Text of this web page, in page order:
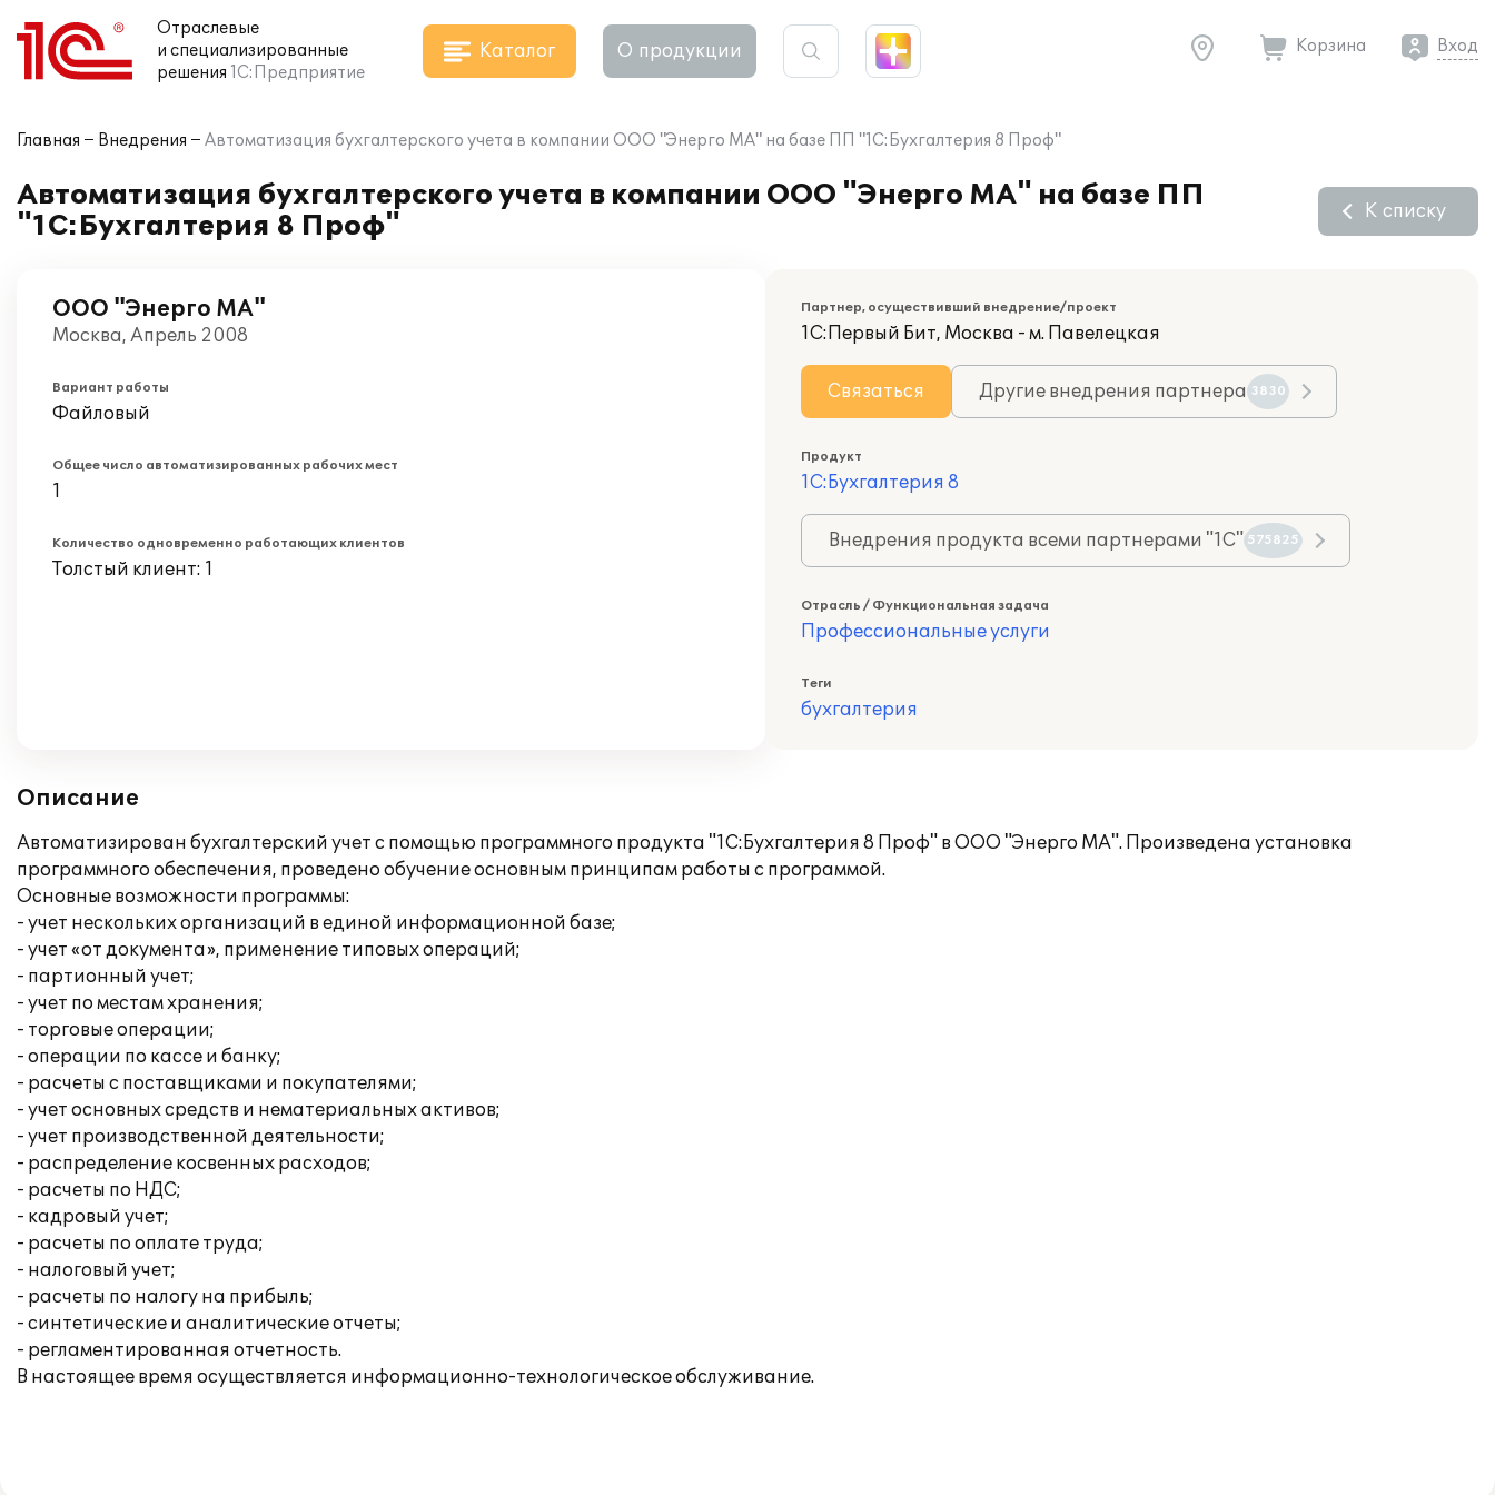
Отраслевые
и специализированные
решения 1С:Предприятие
Каталог О продукции Корзина Вход
Главная Внедрения Автоматизация бухгалтерского учета в компании ООО "Энерго МА" на базе ПП "1С:Бухгалтерия 8 Проф"
Автоматизация бухгалтерского учета в компании ООО "Энерго МА" на базе ПП
"1С:Бухгалтерия 8 Проф"
К списку
ООО "Энерго МА"
Москва, Апрель 2008
Вариант работы
Файловый
Общее число автоматизированных рабочих мест
1
Количество одновременно работающих клиентов
Толстый клиент: 1
Партнер, осуществивший внедрение/проект
1С:Первый Бит, Москва - м. Павелецкая
Связаться Другие внедрения партнера 3830
Продукт
1С:Бухгалтерия 8
Внедрения продукта всеми партнерами "1С" 575825
Отрасль / Функциональная задача
Профессиональные услуги
Теги
бухгалтерия
Описание
Автоматизирован бухгалтерский учет с помощью программного продукта "1С:Бухгалтерия 8 Проф" в ООО "Энерго МА". Произведена установка
программного обеспечения, проведено обучение основным принципам работы с программой.
Основные возможности программы:
- учет нескольких организаций в единой информационной базе;
- учет «от документа», применение типовых операций;
- партионный учет;
- учет по местам хранения;
- торговые операции;
- операции по кассе и банку;
- расчеты с поставщиками и покупателями;
- учет основных средств и нематериальных активов;
- учет производственной деятельности;
- распределение косвенных расходов;
- расчеты по НДС;
- кадровый учет;
- расчеты по оплате труда;
- налоговый учет;
- расчеты по налогу на прибыль;
- синтетические и аналитические отчеты;
- регламентированная отчетность.
В настоящее время осуществляется информационно-технологическое обслуживание.